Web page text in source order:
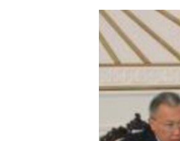
ЫҢГАЙСЫЗ СУРООЛОР